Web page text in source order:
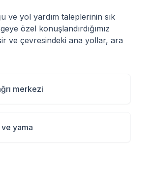
ve yol yardım taleplerinin sık
özel konuşlandırdığımız
ve çevresindeki ana yollar, ara
merkezi
yama